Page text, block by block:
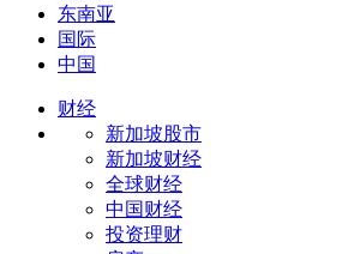
东南亚
国际
中国
财经
新加坡股市
新加坡财经
全球财经
中国财经
投资理财